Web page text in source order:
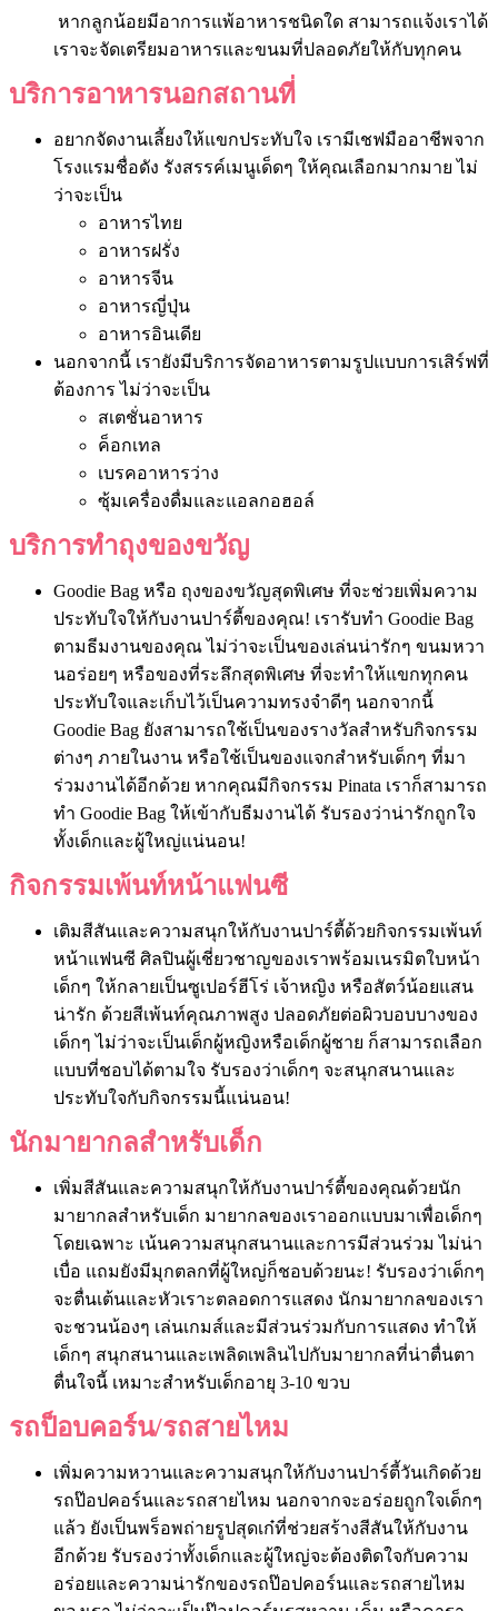
หากลูกน้อยมีอาการแพ้อาหารชนิดใด สามารถแจ้งเราได้
เราจะจัดเตรียมอาหารและขนมที่ปลอดภัยให้กับทุกคน
บริการอาหารนอกสถานที่
อยากจัดงานเลี้ยงให้แขกประทับใจ เรามีเชฟมืออาชีพจาก
โรงแรมชื่อดัง รังสรรค์เมนูเด็ดๆ ให้คุณเลือกมากมาย ไม่
ว่าจะเป็น
อาหารไทย
อาหารฝรั่ง
อาหารจีน
อาหารญี่ปุ่น
อาหารอินเดีย
นอกจากนี้ เรายังมีบริการจัดอาหารตามรูปแบบการเสิร์ฟที่
ต้องการ ไม่ว่าจะเป็น
สเตชั่นอาหาร
ค็อกเทล
เบรคอาหารว่าง
ซุ้มเครื่องดื่มและแอลกอฮอล์
บริการทำถุงของขวัญ
Goodie Bag หรือ ถุงของขวัญสุดพิเศษ ที่จะช่วยเพิ่มความ
ประทับใจให้กับงานปาร์ตี้ของคุณ! เรารับทำ Goodie Bag
ตามธีมงานของคุณ ไม่ว่าจะเป็นของเล่นน่ารักๆ ขนมหวา
นอร่อยๆ หรือของที่ระลึกสุดพิเศษ ที่จะทำให้แขกทุกคน
ประทับใจและเก็บไว้เป็นความทรงจำดีๆ นอกจากนี้
Goodie Bag ยังสามารถใช้เป็นของรางวัลสำหรับกิจกรรม
ต่างๆ ภายในงาน หรือใช้เป็นของแจกสำหรับเด็กๆ ที่มา
ร่วมงานได้อีกด้วย หากคุณมีกิจกรรม Pinata เราก็สามารถ
ทำ Goodie Bag ให้เข้ากับธีมงานได้ รับรองว่าน่ารักถูกใจ
ทั้งเด็กและผู้ใหญ่แน่นอน!
กิจกรรมเพ้นท์หน้าแฟนซี
เติมสีสันและความสนุกให้กับงานปาร์ตี้ด้วยกิจกรรมเพ้นท์
หน้าแฟนซี ศิลปินผู้เชี่ยวชาญของเราพร้อมเนรมิตใบหน้า
เด็กๆ ให้กลายเป็นซูเปอร์ฮีโร่ เจ้าหญิง หรือสัตว์น้อยแสน
น่ารัก ด้วยสีเพ้นท์คุณภาพสูง ปลอดภัยต่อผิวบอบบางของ
เด็กๆ ไม่ว่าจะเป็นเด็กผู้หญิงหรือเด็กผู้ชาย ก็สามารถเลือก
แบบที่ชอบได้ตามใจ รับรองว่าเด็กๆ จะสนุกสนานและ
ประทับใจกับกิจกรรมนี้แน่นอน!
นักมายากลสำหรับเด็ก
เพิ่มสีสันและความสนุกให้กับงานปาร์ตี้ของคุณด้วยนัก
มายากลสำหรับเด็ก มายากลของเราออกแบบมาเพื่อเด็กๆ
โดยเฉพาะ เน้นความสนุกสนานและการมีส่วนร่วม ไม่น่า
เบื่อ แถมยังมีมุกตลกที่ผู้ใหญ่ก็ชอบด้วยนะ! รับรองว่าเด็กๆ
จะตื่นเต้นและหัวเราะตลอดการแสดง นักมายากลของเรา
จะชวนน้องๆ เล่นเกมส์และมีส่วนร่วมกับการแสดง ทำให้
เด็กๆ สนุกสนานและเพลิดเพลินไปกับมายากลที่น่าตื่นตา
ตื่นใจนี้ เหมาะสำหรับเด็กอายุ 3-10 ขวบ
รถป็อบคอร์น/รถสายไหม
เพิ่มความหวานและความสนุกให้กับงานปาร์ตี้วันเกิดด้วย
รถป๊อปคอร์นและรถสายไหม นอกจากจะอร่อยถูกใจเด็กๆ
แล้ว ยังเป็นพร็อพถ่ายรูปสุดเก๋ที่ช่วยสร้างสีสันให้กับงาน
อีกด้วย รับรองว่าทั้งเด็กและผู้ใหญ่จะต้องติดใจกับความ
อร่อยและความน่ารักของรถป๊อปคอร์นและรถสายไหม